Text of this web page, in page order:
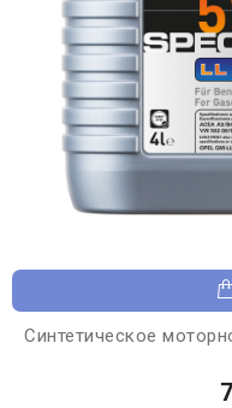
Синтетическое